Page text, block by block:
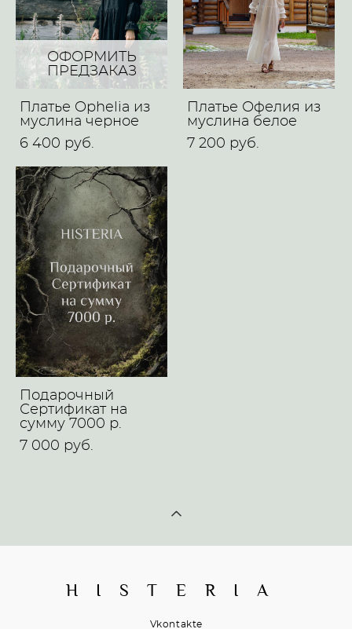
ОФОРМИТЬ
ПРЕДЗАКАЗ
Платье Ophelia из
муслина черное
6 400 pуб.
Платье Офелия из
муслина белое
7 200 pуб.
Подарочный
Сертификат на
сумму 7000 р.
7 000 pуб.
H I S T E R I A
Vkontakte